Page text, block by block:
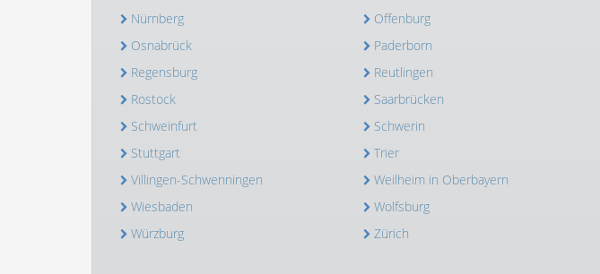
Nürnberg
Offenburg
Osnabrück
Paderborn
Regensburg
Reutlingen
Rostock
Saarbrücken
Schweinfurt
Schwerin
Stuttgart
Trier
Villingen-Schwenningen
Weilheim in Oberbayern
Wiesbaden
Wolfsburg
Würzburg
Zürich